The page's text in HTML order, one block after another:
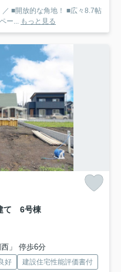
■開放的な角地！ ■広々8.7帖
ー...
もっと見る
て 6号棟
」 停歩6分
好
建設住宅性能評価書付